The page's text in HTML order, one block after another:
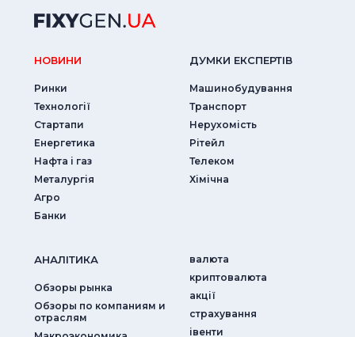
НОВИНИ
Ринки
Технології
Стартапи
Енергетика
Нафта і газ
Металургія
Агро
Банки
ДУМКИ ЕКСПЕРТIВ
Машинобудування
Транспорт
Нерухомість
Рітейл
Телеком
Хімічна
АНАЛIТИКА
Обзоры рынка
Обзоры по компаниям и
отраслям
валюта
криптовалюта
акції
страхування
iвенти